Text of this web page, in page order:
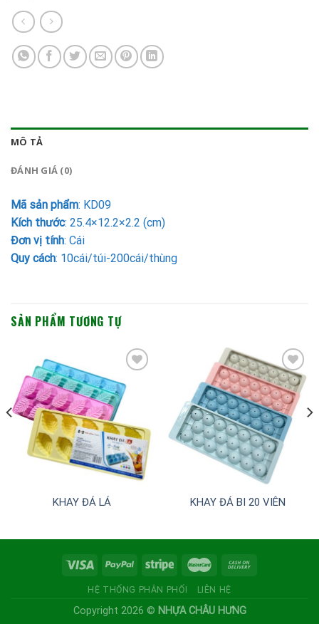
MÔ TẢ
ĐÁNH GIÁ (0)
Mã sản phẩm: KD09
Kích thước: 25.4×12.2×2.2 (cm)
Đơn vị tính: Cái
Quy cách: 10cái/túi-200cái/thùng
SẢN PHẨM TƯƠNG TỰ
Add to
wishlist
KHAY ĐÁ LÁ
Add to
wishlist
KHAY ĐÁ BI 20 VIÊN
HỆ THỐNG PHÂN PHỐI LIÊN HỆ
Copyright 2026 © NHỰA CHÂU HƯNG